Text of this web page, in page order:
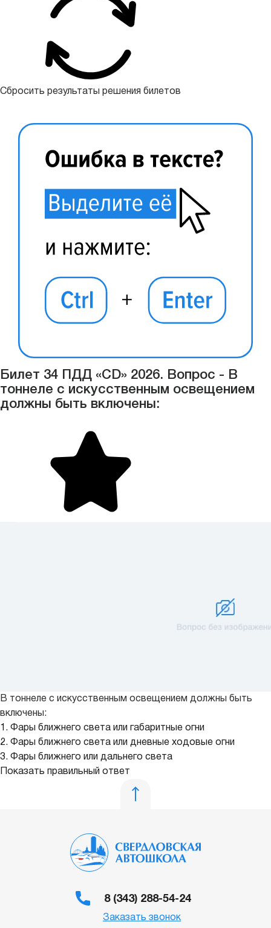
Сбросить результаты решения билетов
Билет 34 ПДД «CD» 2026. Вопрос - В
тоннеле с искусственным освещением
должны быть включены:
В тоннеле с искусственным освещением должны быть
включены:
1. Фары ближнего света или габаритные огни
2. Фары ближнего света или дневные ходовые огни
3. Фары ближнего или дальнего света
Показать правильный ответ
8 (343) 288-54-24
Заказать звонок